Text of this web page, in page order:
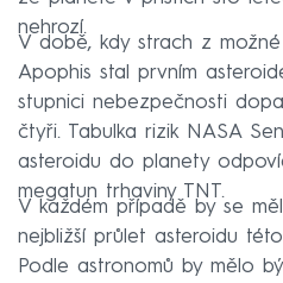
nehrozí.
V době, kdy strach z možné
Apophis stal prvním
stupnici nebezpečnosti
čtyři. Tabulka rizik NASA
asteroidu do planety
megatun trhaviny TNT.
V každém případě by se
nejbližší průlet asteroidu
Podle astronomů by mělo